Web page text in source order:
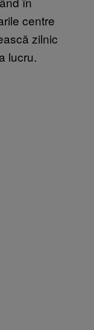
centre
zilnic
lucru.